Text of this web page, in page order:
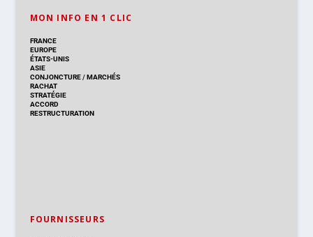
MON INFO EN 1 CLIC
FRANCE
EUROPE
ÉTATS-UNIS
ASIE
CONJONCTURE/MARCHÉS
RACHAT
STRATÉGIE
ACCORD
RESTRUCTURATION
FOURNISSEURS